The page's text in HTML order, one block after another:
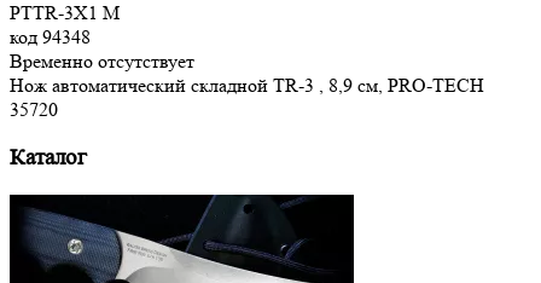
PTTR-3X1 M
код 94348
Временно отсутствует
Нож автоматический складной TR-3 , 8,9 см, PRO-TECH
35720
Каталог